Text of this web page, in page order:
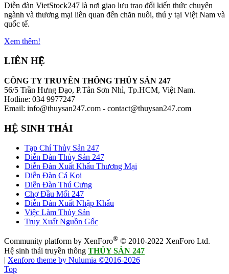
Diễn đàn VietStock247 là nơi giao lưu trao đổi kiến thức chuyên
ngành và thương mại liên quan đến chăn nuôi, thú y tại Việt Nam và
quốc tế.
Xem thêm!
LIÊN HỆ
CÔNG TY TRUYỀN THÔNG THỦY SẢN 247
56/5 Trần Hưng Đạo, P.Tân Sơn Nhì, Tp.HCM, Việt Nam.
Hotline: 034 9977247
Email: info@thuysan247.com - contact@thuysan247.com
HỆ SINH THÁI
Tạp Chí Thủy Sản 247
Diễn Đàn Thủy Sản 247
Diễn Đàn Xuất Khẩu Thương Mại
Diễn Đàn Cá Koi
Diễn Đàn Thú Cưng
Chợ Đầu Mối 247
Diễn Đàn Xuất Nhập Khẩu
Việc Làm Thủy Sản
Truy Xuất Nguồn Gốc
Community platform by XenForo® © 2010-2022 XenForo Ltd.
Hệ sinh thái truyền thông THỦY SẢN 247
| Xenforo theme by Nulumia ©2016-2026
Top